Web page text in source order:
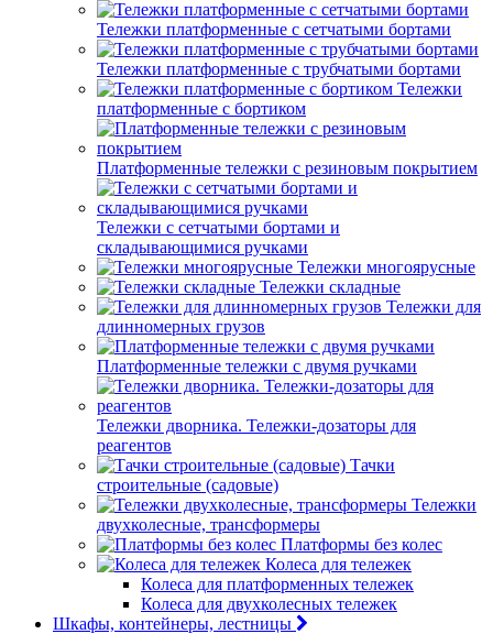
Тележки платформенные с сетчатыми бортами
Тележки платформенные с трубчатыми бортами
Тележки
платформенные с бортиком
Платформенные тележки с резиновым покрытием
Тележки с сетчатыми бортами и
складывающимися ручками
Тележки многоярусные
Тележки складные
Тележки для
длинномерных грузов
Платформенные тележки с двумя ручками
Тележки дворника. Тележки-дозаторы для
реагентов
Тачки
строительные (садовые)
Тележки
двухколесные, трансформеры
Платформы без колес
Колеса для тележек
Колеса для платформенных тележек
Колеса для двухколесных тележек
Шкафы, контейнеры, лестницы